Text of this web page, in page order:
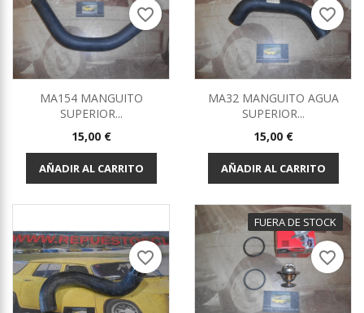
MA154 MANGUITO
SUPERIOR...
Precio
15,00 €
AÑADIR AL CARRITO
favorite_border
MA32 MANGUITO AGUA
SUPERIOR...
Precio
15,00 €
AÑADIR AL CARRITO
favorite_border
favorite_border
FUERA DE STOCK
favorite_border